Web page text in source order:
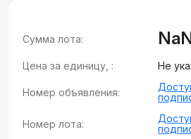
Сумма лота:
Цена за единицу, : Не
Номер объявления:
Номер лота: